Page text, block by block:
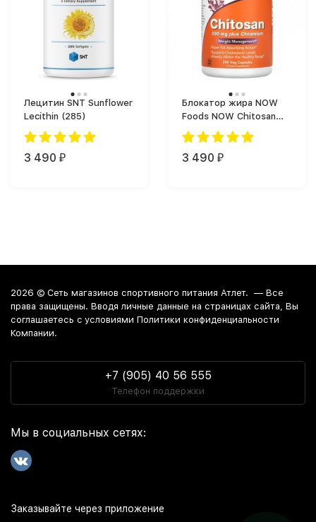
Лецитин SNT Sunflower
Lecithin (285)
3 490 ₽
Блокатор жира NOW
Foods NOW Chitosan
(240 капс.)
3 490 ₽
2026 © Сеть магазинов спортивного питания Атлет. — Все
права защищены. Вводя личные данные на страницах сайта, Вы
соглашаетесь c условиями Политики конфиденциальности
Компании.
+7 (905) 40 56 555
Телефон поддержки
Мы в социальных сетях:
Заказывайте через приложение